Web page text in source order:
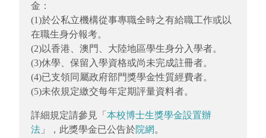
金：
(1)於公私立機構從事專職全時之有給職工作或以
在職生身分報考。
(2)以香港、澳門、大陸地區學生身分入學者。
(3)休學、保留入學資格或尚未完成註冊者。
(4)已支領同屬政府部門獎學金性質經費者。
(5)未依規定繳交每年定期評量資料者。
詳細規定請參見「 本校博士生獎學金設置辦
法 」，此獎學金已公告於院網 。